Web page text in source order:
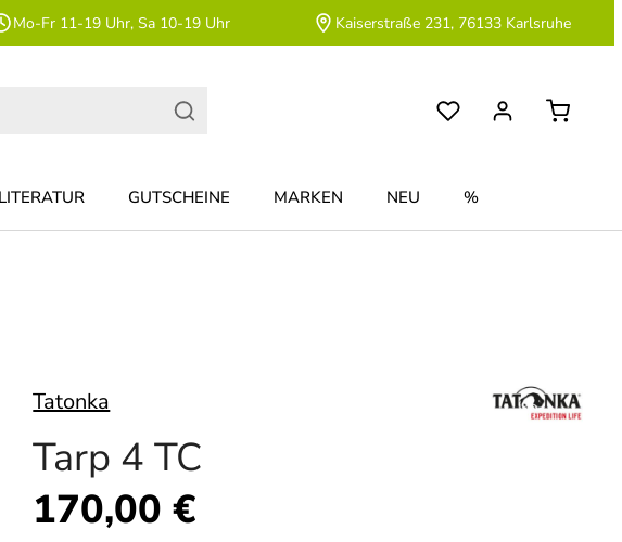
Mo-Fr 11-19 Uhr, Sa 10-19 Uhr Kaiserstraße 231, 76133 Karlsruhe
LITERATUR GUTSCHEINE MARKEN NEU %
Tatonka
Tarp 4 TC
Regulärer Preis:
170,00 €